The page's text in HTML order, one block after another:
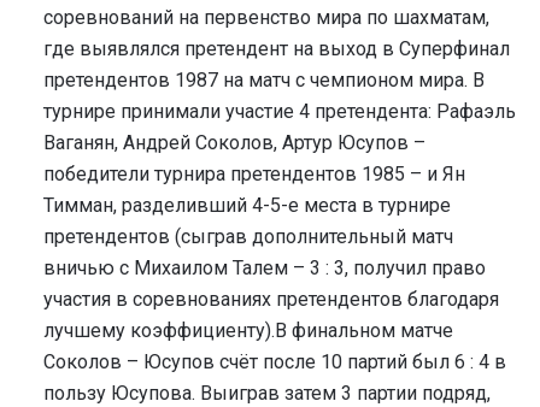
соревнований на первенство мира по шахматам,
где выявлялся претендент на выход в Суперфинал
претендентов 1987 на матч с чемпионом мира. В
турнире принимали участие 4 претендента: Рафаэль
Ваганян, Андрей Соколов, Артур Юсупов –
победители турнира претендентов 1985 – и Ян
Тимман, разделивший 4-5-е места в турнире
претендентов (сыграв дополнительный матч
вничью с Михаилом Талем – 3 : 3, получил право
участия в соревнованиях претендентов благодаря
лучшему коэффициенту).В финальном матче
Соколов – Юсупов счёт после 10 партий был 6 : 4 в
пользу Юсупова. Выиграв затем 3 партии подряд,